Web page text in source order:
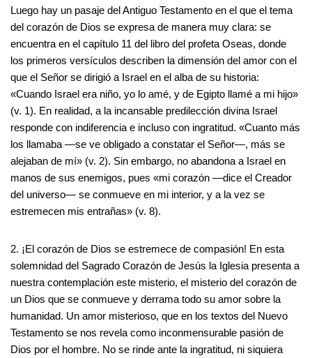
Luego hay un pasaje del Antiguo Testamento en el que el tema
del corazón de Dios se expresa de manera muy clara: se
encuentra en el capítulo 11 del libro del profeta Oseas, donde
los primeros versículos describen la dimensión del amor con el
que el Señor se dirigió a Israel en el alba de su historia:
«Cuando Israel era niño, yo lo amé, y de Egipto llamé a mi hijo»
(v. 1). En realidad, a la incansable predilección divina Israel
responde con indiferencia e incluso con ingratitud. «Cuanto más
los llamaba —se ve obligado a constatar el Señor—, más se
alejaban de mí» (v. 2). Sin embargo, no abandona a Israel en
manos de sus enemigos, pues «mi corazón —dice el Creador
del universo— se conmueve en mi interior, y a la vez se
estremecen mis entrañas» (v. 8).
2. ¡El corazón de Dios se estremece de compasión! En esta
solemnidad del Sagrado Corazón de Jesús la Iglesia presenta a
nuestra contemplación este misterio, el misterio del corazón de
un Dios que se conmueve y derrama todo su amor sobre la
humanidad. Un amor misterioso, que en los textos del Nuevo
Testamento se nos revela como inconmensurable pasión de
Dios por el hombre. No se rinde ante la ingratitud, ni siquiera